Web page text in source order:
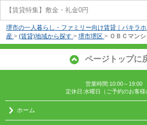
【賃貸特集】敷金・礼金0円
堺市の一人暮らし・ファミリー向け賃貸｜パキラ
産 > (賃貸)地域から探す > 堺市堺区 > ＯＢＣマン
ページトップに
営業時間:10:00～19:00
定休日:水曜日（ご予約のお客様
ホーム